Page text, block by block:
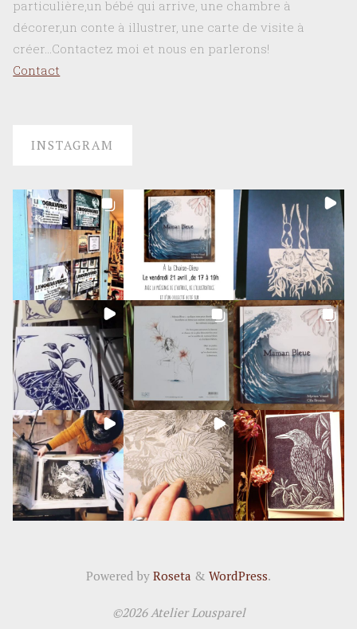
particulière,un bébé qui arrive, une chambre à
décorer,un conte à illustrer, une carte de visite à
créer…Contactez moi et nous en parlerons!
Contact
INSTAGRAM
Powered by Roseta & WordPress.
©2026 Atelier Lousparel